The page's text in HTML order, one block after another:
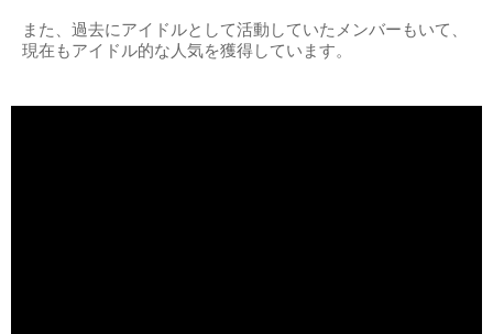
また、過去にアイドルとして活動していたメンバーもいて、
現在もアイドル的な人気を獲得しています。